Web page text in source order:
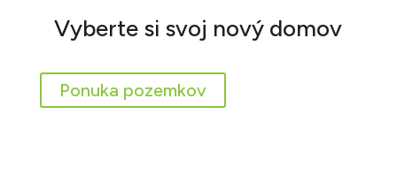
Vyberte si svoj nový domov
Ponuka pozemkov